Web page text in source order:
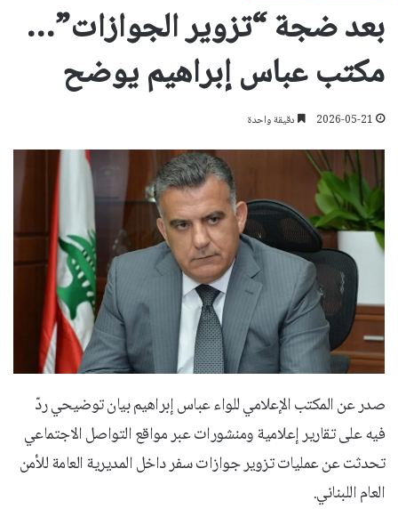
بعد ضجة “تزوير الجوازات”…
مكتب عباس إبراهيم يوضح
2026-05-21 دقيقة واحدة
صدر عن المكتب الإعلامي للواء عباس إبراهيم بيان توضيحي ردّ
فيه على تقارير إعلامية ومنشورات عبر مواقع التواصل الاجتماعي
تحدثت عن عمليات تزوير جوازات سفر داخل المديرية العامة للأمن
العام اللبناني.